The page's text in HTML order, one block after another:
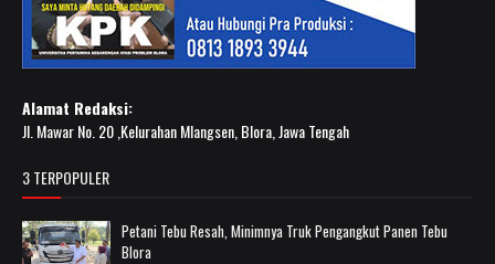
Alamat Redaksi:
Jl. Mawar No. 20 ,Kelurahan Mlangsen, Blora, Jawa Tengah
3 TERPOPULER
Petani Tebu Resah, Minimnya Truk Pengangkut Panen Tebu
Blora